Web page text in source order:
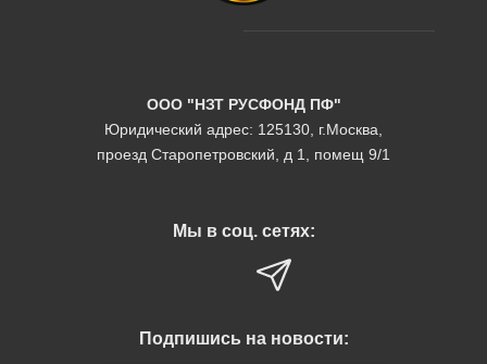
ООО "НЗТ РУСФОНД ПФ"
Юридический адрес: 125130, г.Москва,
проезд Старопетровский, д 1, помещ 9/1
Мы в соц. сетях:
Подпишись на новости: